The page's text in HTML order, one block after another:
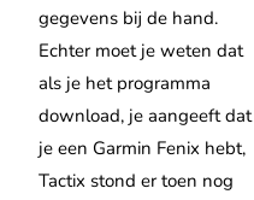
gegevens bij de hand.
Echter moet je weten dat
als je het programma
download, je aangeeft dat
je een Garmin Fenix hebt,
Tactix stond er toen nog